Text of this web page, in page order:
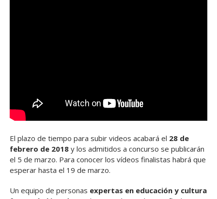
El plazo de tiempo para subir videos acabará el 28 de
febrero de 2018 y los admitidos a concurso se publicarán
el 5 de marzo. Para conocer los vídeos finalistas habrá que
esperar hasta el 19 de marzo.
Un equipo de personas expertas en educación y cultura